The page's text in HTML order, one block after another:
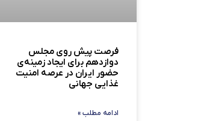
فرصت پیش روی مجلس
دوازدهم برای ایجاد زمینه‌ی
حضور ایران در عرصه امنیت
غذایی جهانی
ادامه مطلب »